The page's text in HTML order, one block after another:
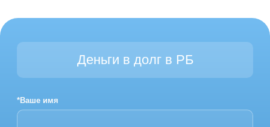
Деньги в долг в РБ
*Ваше имя